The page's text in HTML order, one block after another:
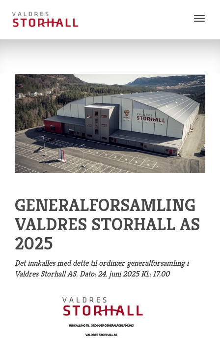
Vis
GENERALFORSAMLING
VALDRES STORHALL AS
2025
Det innkalles med dette til ordinær generalforsamling i
Valdres Storhall AS. Dato: 24. juni 2025 Kl.: 17.00